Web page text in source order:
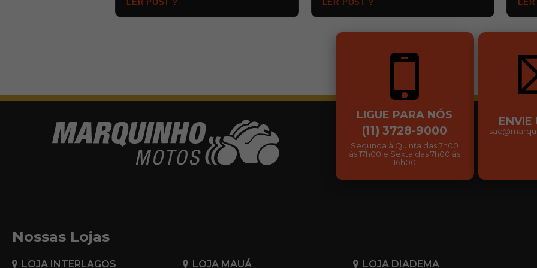
LER POST ? LER POST ?
LIGUE PARA NÓS
(11) 3728-9000
Segunda à Quinta das 7h00
às 17h00 e Sexta das 7h00 às
16h00
ENVIE
Nossas Lojas
LOJA INTERLAGOS LOJA MAUÁ LOJA DIADEMA